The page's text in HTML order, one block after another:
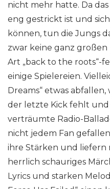
nicht mehr hatte. Da
eng gestrickt ist und
können, tun die Jungs
zwar keine ganz
Art „back to the roots“-
einige Spielereien.
Dreams“ etwas
der letzte Kick fehlt
verträumte Radio-
nicht jedem Fan
ihre Stärken und liefern
herrlich schauriges
Lyrics und starken